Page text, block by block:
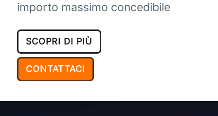
importo massimo concedibile
SCOPRI DI PIÙ
CONTATTACI